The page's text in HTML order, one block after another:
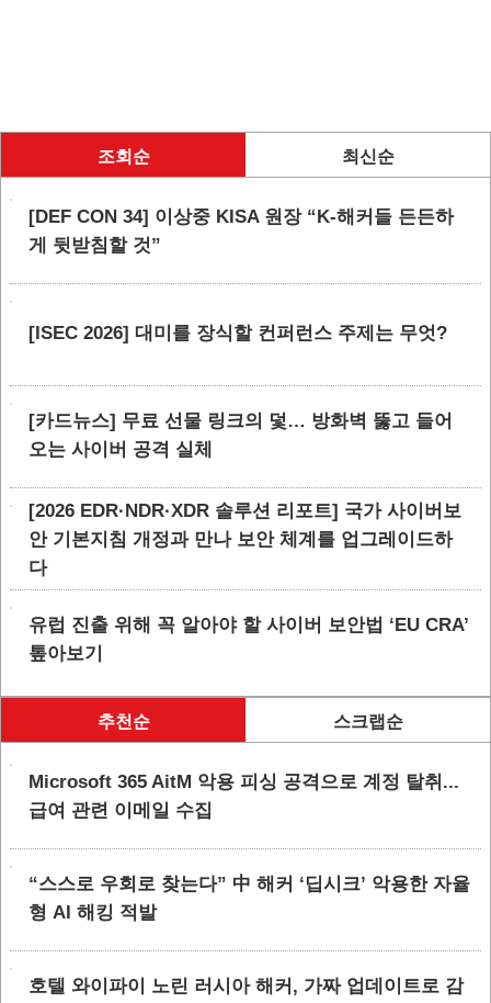
조회순 최신순
[DEF CON 34] 이상중 KISA 원장 “K-해커들 든든하
게 뒷받침할 것”
[ISEC 2026] 대미를 장식할 컨퍼런스 주제는 무엇?
[카드뉴스] 무료 선물 링크의 덫… 방화벽 뚫고 들어
오는 사이버 공격 실체
[2026 EDR·NDR·XDR 솔루션 리포트] 국가 사이버보
안 기본지침 개정과 만나 보안 체계를 업그레이드하
다
유럽 진출 위해 꼭 알아야 할 사이버 보안법 ‘EU CRA’
톺아보기
추천순 스크랩순
Microsoft 365 AitM 악용 피싱 공격으로 계정 탈취...
급여 관련 이메일 수집
“스스로 우회로 찾는다” 中 해커 ‘딥시크’ 악용한 자율
형 AI 해킹 적발
호텔 와이파이 노린 러시아 해커, 가짜 업데이트로 감